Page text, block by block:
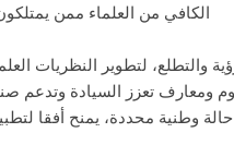
الكافي من العلماء ممن
والتطلع، لتطوير النظريات
ومعارف تعزز السيادة وتدعم
حالة وطنية محددة، يمنح أفقا